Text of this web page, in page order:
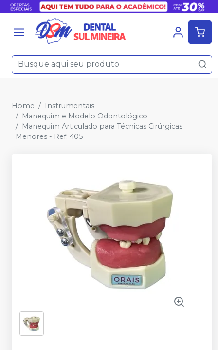
Home
Instrumentais
Manequim e Modelo Odontológico
Manequim Articulado para Técnicas Cirúrgicas
Menores - Ref. 405